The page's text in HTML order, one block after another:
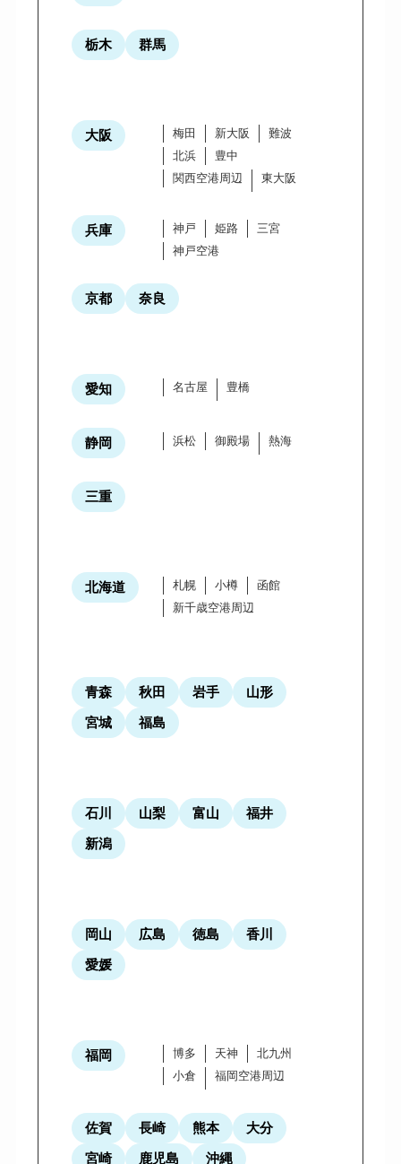
栃木 群馬
大阪 梅田 新大阪
難波
北浜
豊中
関西空港周辺
東大阪
兵庫 神戸 姫路
三宮
神戸空港
京都 奈良
愛知 名古屋 豊橋
静岡 浜松 御殿場 熱海
三重
北海道 札幌 小樽
函館
新千歳空港周辺
青森 秋田 岩手
山形
宮城
福島
石川 山梨 富山
福井
新潟
岡山 広島 徳島
香川
愛媛
福岡 博多 天神
北九州
小倉
福岡空港周辺
佐賀 長崎 熊本
大分
宮崎
鹿児島 沖縄